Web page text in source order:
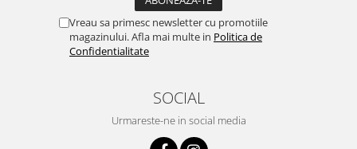
Vreau sa primesc newsletter cu promotiile
magazinului. Afla mai multe in Politica de
Confidentialitate
SOCIAL
Urmareste-ne in social media